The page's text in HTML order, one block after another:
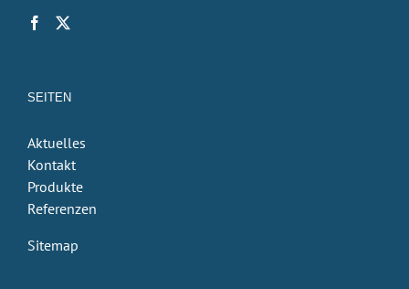
SEITEN
Aktuelles
Kontakt
Produkte
Referenzen
Sitemap